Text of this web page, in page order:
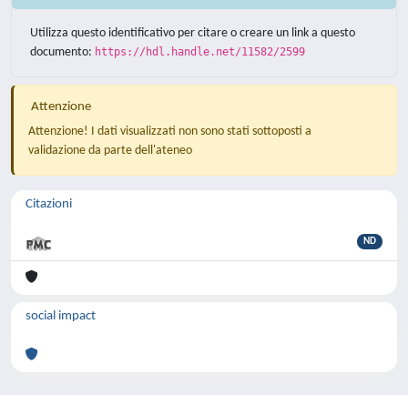
Utilizza questo identificativo per citare o creare un link a questo
documento: https://hdl.handle.net/11582/2599
Attenzione
Attenzione! I dati visualizzati non sono stati sottoposti a
validazione da parte dell'ateneo
Citazioni
ND
social impact